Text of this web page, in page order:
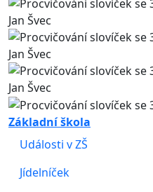
Základní škola
Události v ZŠ
Jídelníček